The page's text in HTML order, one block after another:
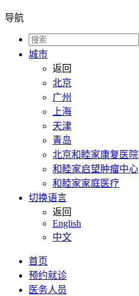
导航
城市
返回
北京
广州
上海
天津
青岛
北京和睦家康复医院
和睦家启望肿瘤中心
和睦家家庭医疗
切换语言
返回
English
中文
首页
预约就诊
医务人员